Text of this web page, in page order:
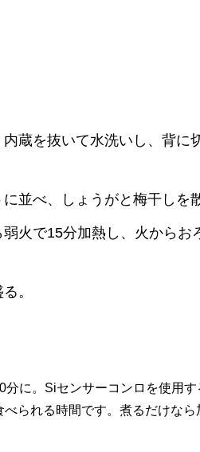
蔵を抜いて水洗いし、背に
並べ、しょうがと梅干しを
火で15分加熱し、火から
。
に。Siセンサーコンロを使用
られる時間です。煮るだけなら